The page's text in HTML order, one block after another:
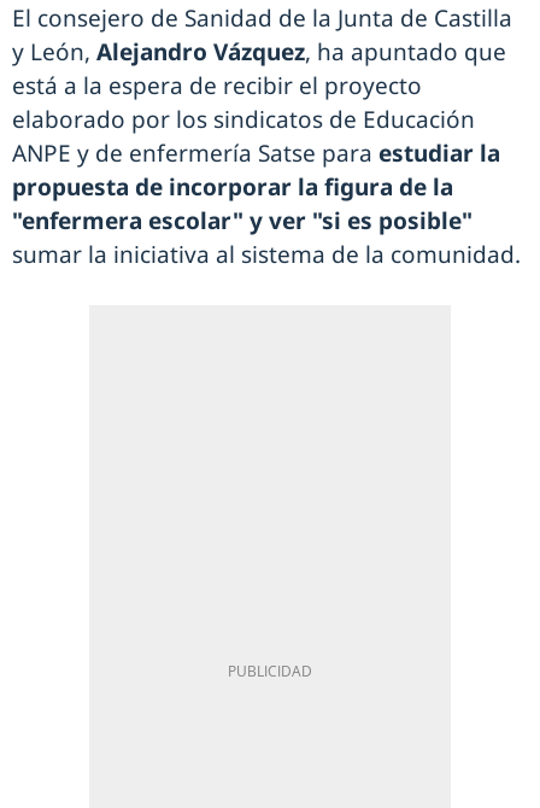
El consejero de Sanidad de la Junta de Castilla
y León, Alejandro Vázquez, ha apuntado que
está a la espera de recibir el proyecto
elaborado por los sindicatos de Educación
ANPE y de enfermería Satse para estudiar la
propuesta de incorporar la figura de la
"enfermera escolar" y ver "si es posible"
sumar la iniciativa al sistema de la comunidad.